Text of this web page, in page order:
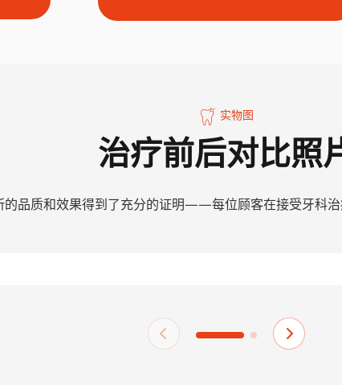
实物图
治疗前后对比照
品质和效果得到了充分的证明——每位顾客在接受牙科治